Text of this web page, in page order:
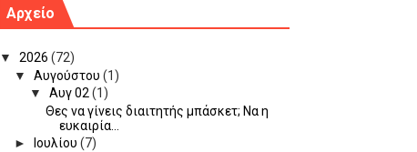
Αρχείο
▼ 2026 (72)
▼Αυγούστου(1)
▼Αυγ 02(1)
Θες να γίνεις διαιτητής μπάσκετ; Να η
ευκαιρία...
►
Ιουλίου(7)